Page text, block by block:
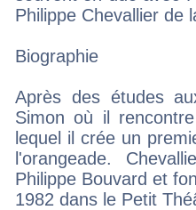
Philippe Chevallier de
Biographie
Après des études
Simon où il
lequel il crée un
l'orangeade.
Philippe Bouvard et
1982 dans le Petit